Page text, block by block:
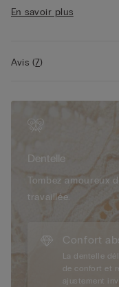
• Coupe droite
En savoir plus
Avis (7)
Dentelle
Tombez amoureux
travaillée.
Confort
La dentelle
de confort et
ajustement